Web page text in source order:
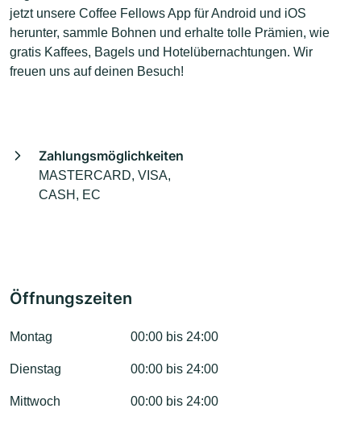
jetzt unsere Coffee Fellows App für Android und iOS
herunter, sammle Bohnen und erhalte tolle Prämien, wie
gratis Kaffees, Bagels und Hotelübernachtungen. Wir
freuen uns auf deinen Besuch!
Zahlungsmöglichkeiten
MASTERCARD, VISA,
CASH, EC
Öffnungszeiten
Montag 00:00 bis 24:00
Dienstag 00:00 bis 24:00
Mittwoch 00:00 bis 24:00